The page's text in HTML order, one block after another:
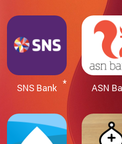
SNS Bank ASN